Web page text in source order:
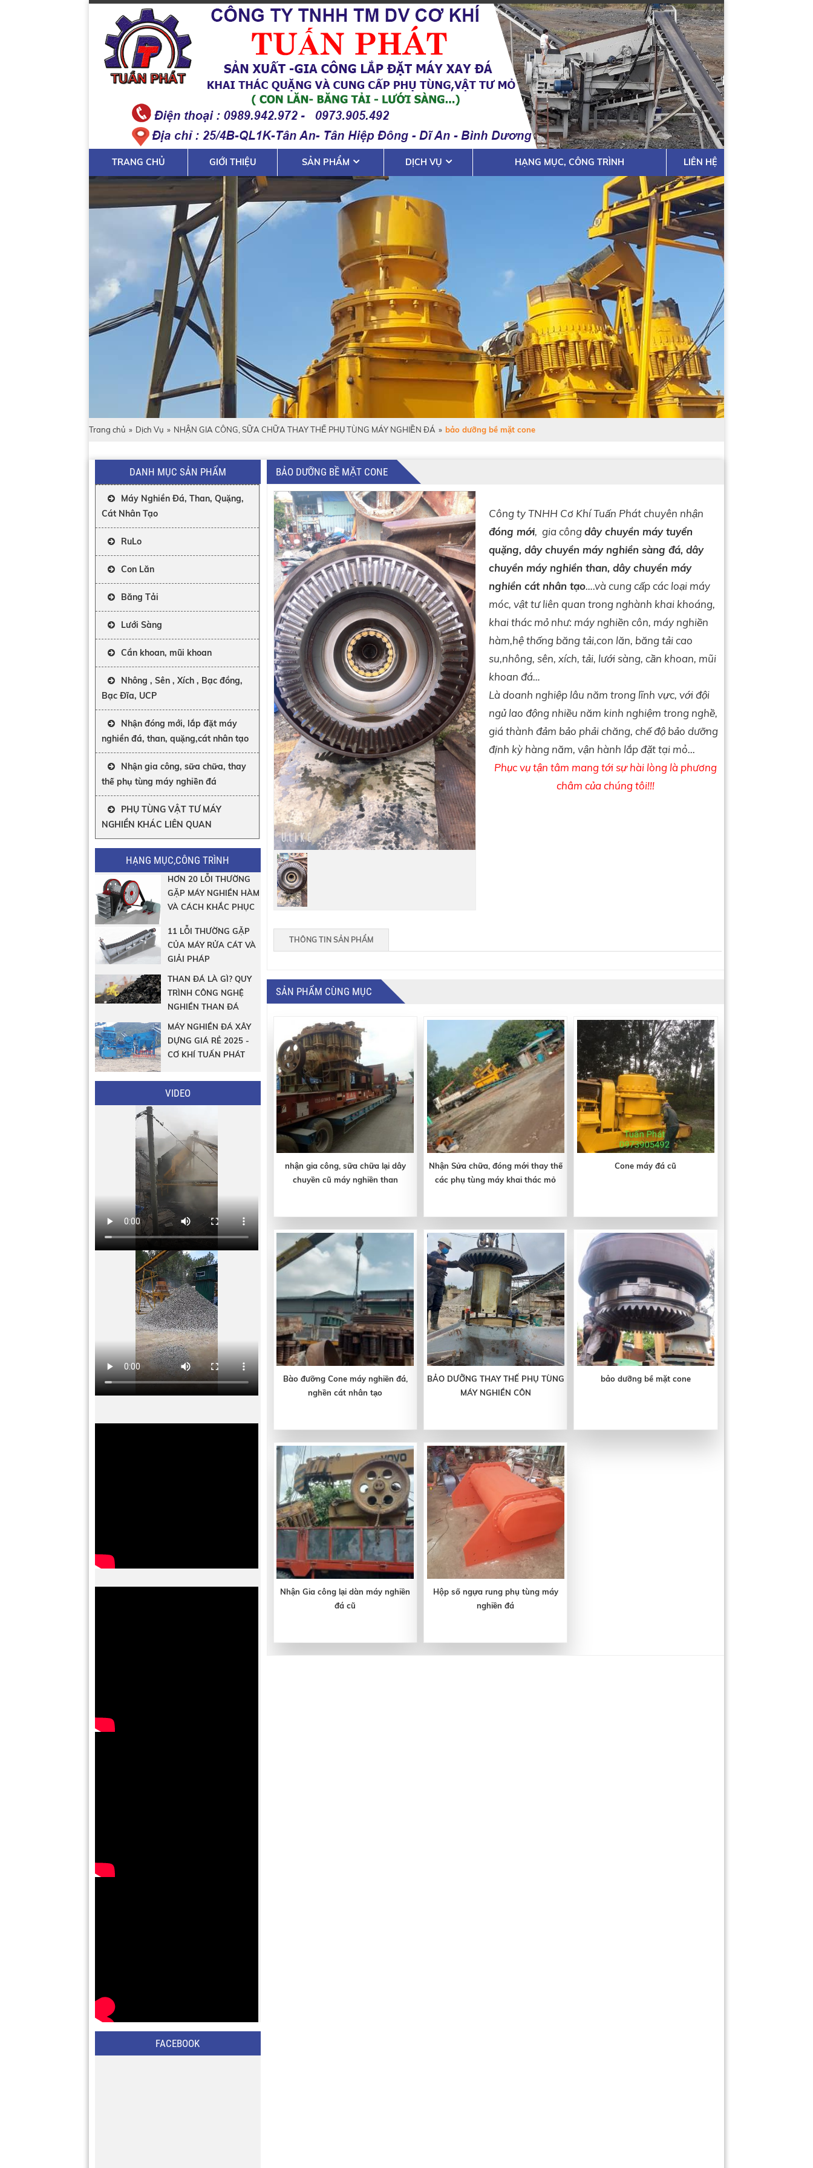
TRANG CHỦ GIỚI THIỆU SẢN PHẨM DỊCH VỤ HẠNG MỤC, CÔNG TRÌNH LIÊN HỆ
Trang chủ » Dịch Vụ » NHẬN GIA CÔNG, SỮA CHỮA THAY THẾ PHỤ TÙNG MÁY NGHIỀN ĐÁ » bảo dưỡng bề mặt cone
DANH MỤC SẢN PHẨM
Máy Nghiền Đá, Than, Quặng,
Cát Nhân Tạo
RuLo
Con Lăn
Băng Tải
Lưới Sàng
Cần khoan, mũi khoan
Nhông , Sên , Xích , Bạc đồng,
Bạc Đĩa, UCP
Nhận đóng mới, lắp đặt máy
nghiền đá, than, quặng,cát nhân tạo
Nhận gia công, sữa chữa, thay
thế phụ tùng máy nghiền đá
PHỤ TÙNG VẬT TƯ MÁY
NGHIỀN KHÁC LIÊN QUAN
HẠNG MỤC,CÔNG TRÌNH
HƠN 20 LỖI THƯỜNG
GẶP MÁY NGHIỀN HÀM
VÀ CÁCH KHẮC PHỤC
11 LỖI THƯỜNG GẶP
CỦA MÁY RỬA CÁT VÀ
GIẢI PHÁP
THAN ĐÁ LÀ GÌ? QUY
TRÌNH CÔNG NGHỆ
NGHIỀN THAN ĐÁ
MÁY NGHIỀN ĐÁ XÂY
DỰNG GIÁ RẺ 2025 -
CƠ KHÍ TUẤN PHÁT
VIDEO
FACEBOOK
BẢO DƯỠNG BỀ MẶT CONE
Công ty TNHH Cơ Khí Tuấn Phát chuyên nhận
đóng mới, gia côngdây chuyền máy tuyển
quặng, dây chuyền máy nghiền sàng đá, dây
chuyền máy nghiền than, dây chuyền máy
nghiền cát nhân tạo….và cung cấp các loại máy
móc, vật tư liên quan trong nghành khai khoáng,
khai thác mỏ như: máy nghiền côn, máy nghiền
hàm,hệ thống băng tải,con lăn, băng tải cao
su,nhông, sên, xích, tải, lưới sàng, cần khoan, mũi
khoan đá…
Là doanh nghiệp lâu năm trong lĩnh vực, với đội
ngủ lao động nhiều năm kinh nghiệm trong nghề,
giá thành đảm bảo phải chăng, chế độ bảo dưỡng
định kỳ hàng năm, vận hành lắp đặt tại mỏ...
Phục vụ tận tâm mang tới sự hài lòng là phương
châm của chúng tôi!!!
THÔNG TIN SẢN PHẨM
SẢN PHẨM CÙNG MỤC
nhận gia công, sữa chữa lại dây
chuyền cũ máy nghiền than
Nhận Sửa chữa, đóng mới thay thế
các phụ tùng máy khai thác mỏ
Cone máy đá cũ
Bào đưỡng Cone máy nghiền đá,
nghền cát nhân tạo
BẢO DƯỠNG THAY THẾ PHỤ TÙNG
MÁY NGHIỀN CÔN
bảo dưỡng bề mặt cone
Nhận Gia công lại dàn máy nghiền
đá cũ
Hộp số ngựa rung phụ tùng máy
nghiền đá